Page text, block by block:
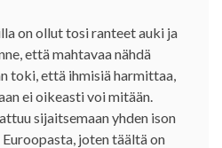
on ollut tosi ranteet auki ja
että mahtavaa nähdä
toki, että ihmisiä harmittaa,
ei oikeasti voi mitään.
sijaitsemaan yhden ison
joten täältä on